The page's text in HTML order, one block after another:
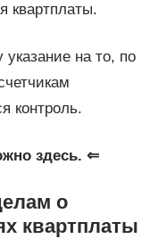
квартплаты.
на то, по
контроль.
здесь. ⇐
о
квартплаты